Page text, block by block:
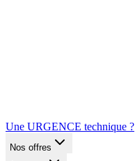
Une URGENCE technique ?
Nos offres